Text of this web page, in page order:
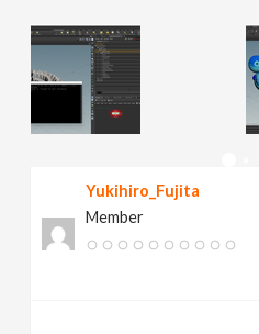
e
Yukihiro_Fujita
Member